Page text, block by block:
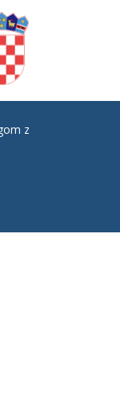
zakona, P. Z. E.